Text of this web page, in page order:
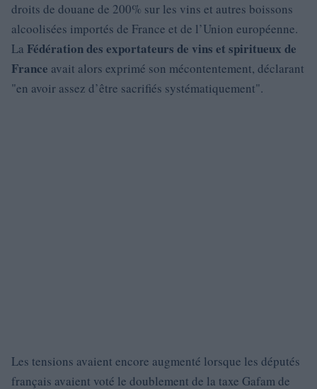
droits de douane de 200% sur les vins et autres boissons
alcoolisées importés de France et de l’Union européenne.
La Fédération des exportateurs de vins et spiritueux de
France avait alors exprimé son mécontentement, déclarant
en avoir assez d’être sacrifiés systématiquement .
Les tensions avaient encore augmenté lorsque les députés
français avaient voté le doublement de la taxe Gafam de